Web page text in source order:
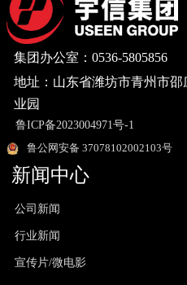
集团办公室：0536-5805856
地址：山东省潍坊市青州市邵
业园
鲁ICP备2023004971号-1
鲁公网安备 37078102002103号
新闻中心
公司新闻
行业新闻
宣传片/微电影